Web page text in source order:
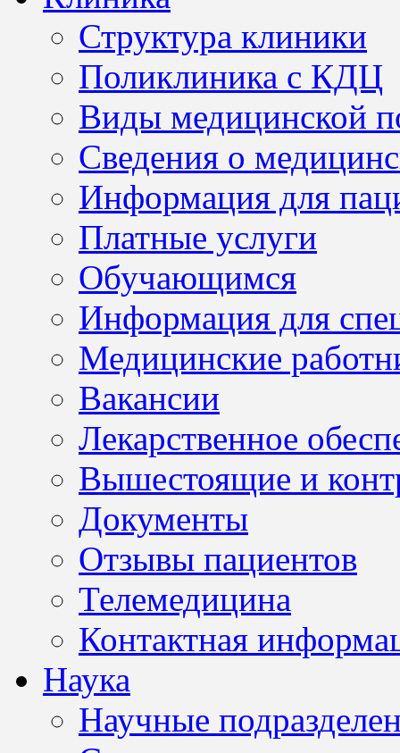
Структура клиники
Поликлиника с КДЦ
Виды медицинской
Сведения о
Информация для
Платные услуги
Обучающимся
Информация для
Медицинские
Вакансии
Лекарственное
Вышестоящие и
Документы
Отзывы пациентов
Телемедицина
Контактная
Наука
Научные